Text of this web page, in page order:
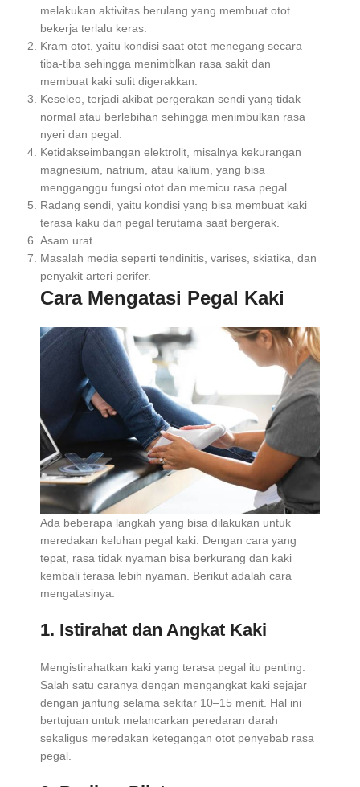
melakukan aktivitas berulang yang membuat otot
bekerja terlalu keras.
Kram otot, yaitu kondisi saat otot menegang secara
tiba-tiba sehingga menimblkan rasa sakit dan
membuat kaki sulit digerakkan.
Keseleo, terjadi akibat pergerakan sendi yang tidak
normal atau berlebihan sehingga menimbulkan rasa
nyeri dan pegal.
Ketidakseimbangan elektrolit, misalnya kekurangan
magnesium, natrium, atau kalium, yang bisa
mengganggu fungsi otot dan memicu rasa pegal.
Radang sendi, yaitu kondisi yang bisa membuat kaki
terasa kaku dan pegal terutama saat bergerak.
Asam urat.
Masalah media seperti tendinitis, varises, skiatika, dan
penyakit arteri perifer.
Cara Mengatasi Pegal Kaki
Ada beberapa langkah yang bisa dilakukan untuk
meredakan keluhan pegal kaki. Dengan cara yang
tepat, rasa tidak nyaman bisa berkurang dan kaki
kembali terasa lebih nyaman. Berikut adalah cara
mengatasinya:
1. Istirahat dan Angkat Kaki
Mengistirahatkan kaki yang terasa pegal itu penting.
Salah satu caranya dengan mengangkat kaki sejajar
dengan jantung selama sekitar 10–15 menit. Hal ini
bertujuan untuk melancarkan peredaran darah
sekaligus meredakan ketegangan otot penyebab rasa
pegal.